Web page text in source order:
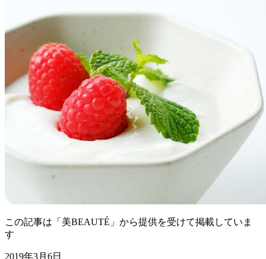
この記事は「美BEAUTÉ」から提供を受けて掲載していま
す
2019年3月6日